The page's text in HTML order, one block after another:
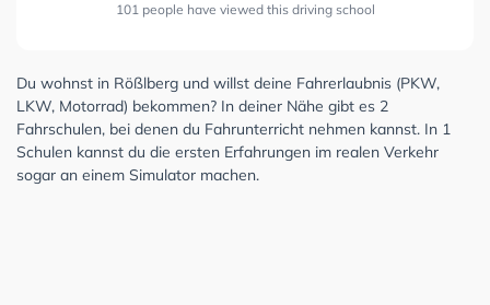
101 people have viewed this driving school
Du wohnst in Rößlberg und willst deine Fahrerlaubnis (PKW,
LKW, Motorrad) bekommen? In deiner Nähe gibt es 2
Fahrschulen, bei denen du Fahrunterricht nehmen kannst. In 1
Schulen kannst du die ersten Erfahrungen im realen Verkehr
sogar an einem Simulator machen.